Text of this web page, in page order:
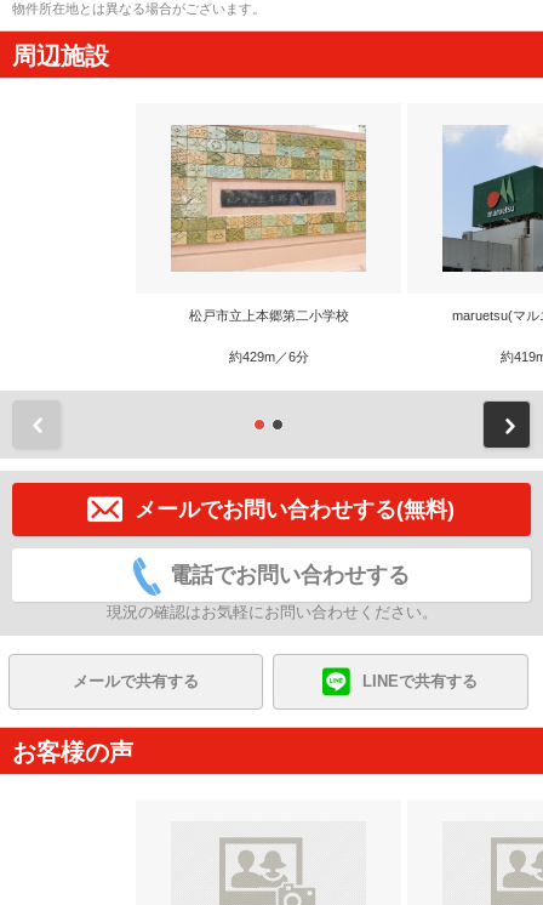
物件所在地とは異なる場合がございます。
周辺施設
松戸市立上本郷第二小学校
約429m／6分
maruetsu(マ
約
メールでお問い合わせする(無料)
電話でお問い合わせする
現況の確認はお気軽にお問い合わせください。
メールで共有する LINEで共有する
お客様の声